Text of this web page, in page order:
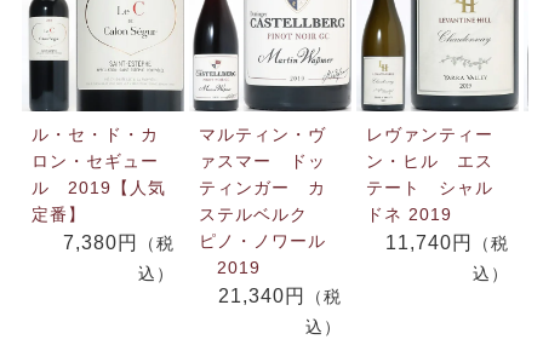
ル・セ・ド・カ
ロン・セギュー
ル 2019【人気
定番】
7,380円
（税
込）
マルティン・ヴ
ァスマー ドッ
ティンガー カ
ステルベルク
ピノ・ノワール
2019
21,340円
（税
込）
レヴァンティー
ン・ヒル エス
テート シャル
ドネ 2019
11,740円
（税
込）